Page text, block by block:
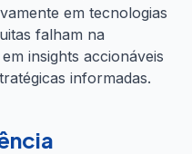
em tecnologias
falham na
insights accionáveis
informadas.